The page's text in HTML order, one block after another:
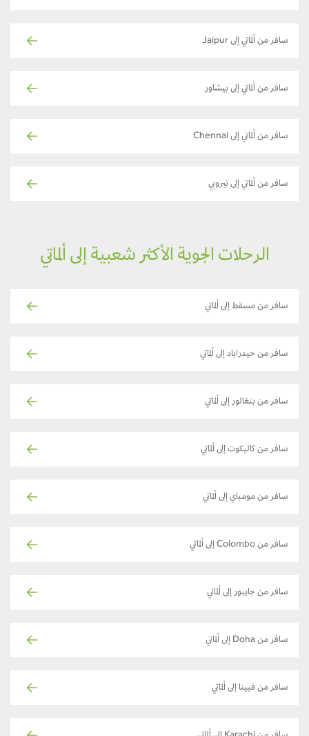
سافر من ألماتي إلى Jaipur
سافر من ألماتي إلى بيشاور
سافر من ألماتي إلى Chennai
سافر من ألماتي إلى نيروبي
الرحلات الجوية الأكثر شعبية إلى ألماتي
سافر من مسقط إلى ألماتي
سافر من حيدراباد إلى ألماتي
سافر من بنغالور إلى ألماتي
سافر من كاليكوت إلى ألماتي
سافر من مومباي إلى ألماتي
سافر من Colombo إلى ألماتي
سافر من جايبور إلى ألماتي
سافر من Doha إلى ألماتي
سافر من فيينا إلى ألماتي